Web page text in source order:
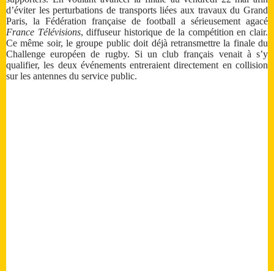
d’éviter les perturbations de transports liées aux travaux du Grand
Paris, la Fédération française de football a sérieusement agacé
France Télévisions, diffuseur historique de la compétition en clair.
Ce même soir, le groupe public doit déjà retransmettre la finale du
Challenge européen de rugby. Si un club français venait à s’y
qualifier, les deux événements entreraient directement en collision
sur les antennes du service public.